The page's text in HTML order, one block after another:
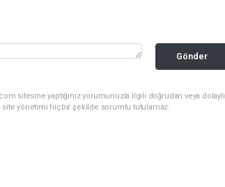
Gönder
sitesine yaptığınız yorumunuzla ilgili doğrudan veya dolaylı
site yönetimi hiçbir şekilde sorumlu tutulamaz.